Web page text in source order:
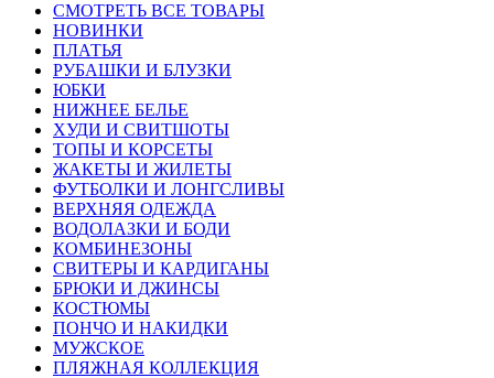
СМОТРЕТЬ ВСЕ ТОВАРЫ
НОВИНКИ
ПЛАТЬЯ
РУБАШКИ И БЛУЗКИ
ЮБКИ
НИЖНЕЕ БЕЛЬЕ
ХУДИ И СВИТШОТЫ
ТОПЫ И КОРСЕТЫ
ЖАКЕТЫ И ЖИЛЕТЫ
ФУТБОЛКИ И ЛОНГСЛИВЫ
ВЕРХНЯЯ ОДЕЖДА
ВОДОЛАЗКИ И БОДИ
КОМБИНЕЗОНЫ
СВИТЕРЫ И КАРДИГАНЫ
БРЮКИ И ДЖИНСЫ
КОСТЮМЫ
ПОНЧО И НАКИДКИ
МУЖСКОЕ
ПЛЯЖНАЯ КОЛЛЕКЦИЯ